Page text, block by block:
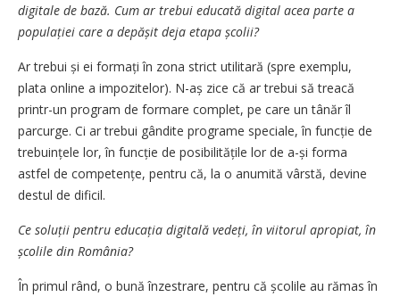
digitale de bază. Cum ar trebui educată digital acea parte a
populației care a depășit deja etapa școlii?
Ar trebui și ei formați în zona strict utilitară (spre exemplu,
plata online a impozitelor). N-aș zice că ar trebui să treacă
printr-un program de formare complet, pe care un tânăr îl
parcurge. Ci ar trebui gândite programe speciale, în funcție de
trebuințele lor, în funcție de posibilitățile lor de a-și forma
astfel de competențe, pentru că, la o anumită vârstă, devine
destul de dificil.
Ce soluții pentru educația digitală vedeți, în viitorul apropiat, în
școlile din România?
În primul rând, o bună înzestrare, pentru că școlile au rămas în